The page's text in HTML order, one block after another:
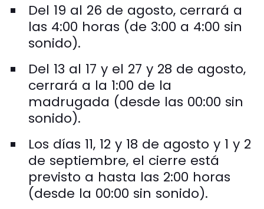
Del 19 al 26 de agosto, cerrará a
las 4:00 horas (de 3:00 a 4:00 sin
sonido).
Del 13 al 17 y el 27 y 28 de agosto,
cerrará a la 1:00 de la
madrugada (desde las 00:00 sin
sonido).
Los días 11, 12 y 18 de agosto y 1 y 2
de septiembre, el cierre está
previsto a hasta las 2:00 horas
(desde la 00:00 sin sonido).